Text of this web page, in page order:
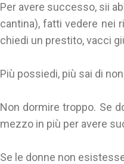
Per avere successo, sii
cantina), fatti vedere nei
chiedi un prestito, vacci
Più possiedi, più sai di
Non dormire troppo. Se
mezzo in più per avere
Se le donne non